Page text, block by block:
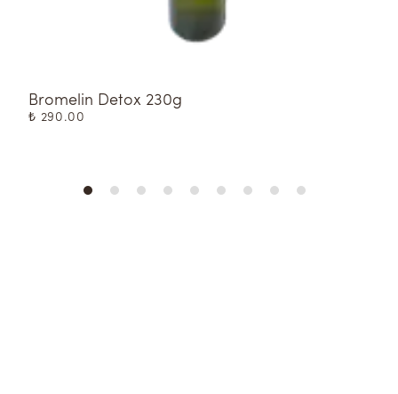
Bromelin Detox 230g
₺ 290.00